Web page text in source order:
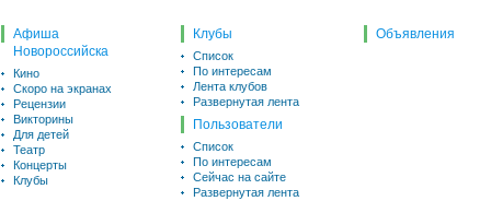
Афиша
Новороссийска
Кино
Скоро на экранах
Рецензии
Викторины
Для детей
Театр
Концерты
Клубы
Клубы
Список
По интересам
Лента клубов
Развернутая лента
Пользователи
Список
По интересам
Сейчас на сайте
Развернутая лента
Объявления